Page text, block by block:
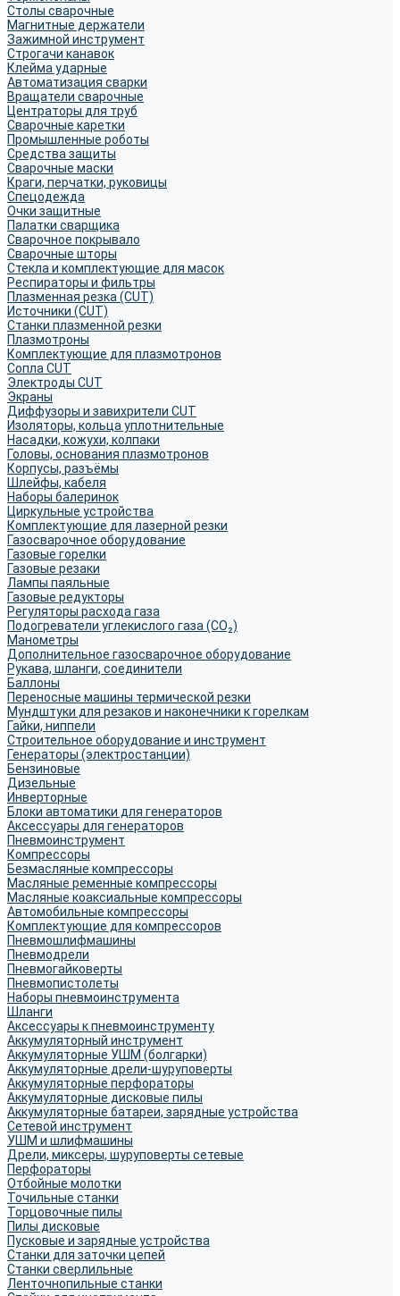
Столы сварочные
Магнитные держатели
Зажимной инструмент
Строгачи канавок
Клейма ударные
Автоматизация сварки
Вращатели сварочные
Центраторы для труб
Сварочные каретки
Промышленные роботы
Средства защиты
Сварочные маски
Краги, перчатки, руковицы
Спецодежда
Очки защитные
Палатки сварщика
Сварочное покрывало
Сварочные шторы
Стекла и комплектующие для масок
Респираторы и фильтры
Плазменная резка (CUT)
Источники (CUT)
Станки плазменной резки
Плазмотроны
Комплектующие для плазмотронов
Сопла CUT
Электроды CUT
Экраны
Диффузоры и завихрители CUT
Изоляторы, кольца уплотнительные
Насадки, кожухи, колпаки
Головы, основания плазмотронов
Корпусы, разъёмы
Шлейфы, кабеля
Наборы балеринок
Циркульные устройства
Комплектующие для лазерной резки
Газосварочное оборудование
Газовые горелки
Газовые резаки
Лампы паяльные
Газовые редукторы
Регуляторы расхода газа
Подогреватели углекислого газа (CO₂)
Манометры
Дополнительное газосварочное оборудование
Рукава, шланги, соединители
Баллоны
Переносные машины термической резки
Мундштуки для резаков и наконечники к горелкам
Гайки, ниппели
Строительное оборудование и инструмент
Генераторы (электростанции)
Бензиновые
Дизельные
Инверторные
Блоки автоматики для генераторов
Аксессуары для генераторов
Пневмоинструмент
Компрессоры
Безмасляные компрессоры
Масляные ременные компрессоры
Масляные коаксиальные компрессоры
Автомобильные компрессоры
Комплектующие для компрессоров
Пневмошлифмашины
Пневмодрели
Пневмогайковерты
Пневмопистолеты
Наборы пневмоинструмента
Шланги
Аксессуары к пневмоинструменту
Аккумуляторный инструмент
Аккумуляторные УШМ (болгарки)
Аккумуляторные дрели-шуруповерты
Аккумуляторные перфораторы
Аккумуляторные дисковые пилы
Аккумуляторные батареи, зарядные устройства
Сетевой инструмент
УШМ и шлифмашины
Дрели, миксеры, шуруповерты сетевые
Перфораторы
Отбойные молотки
Точильные станки
Торцовочные пилы
Пилы дисковые
Пусковые и зарядные устройства
Станки для заточки цепей
Станки сверлильные
Ленточнопильные станки